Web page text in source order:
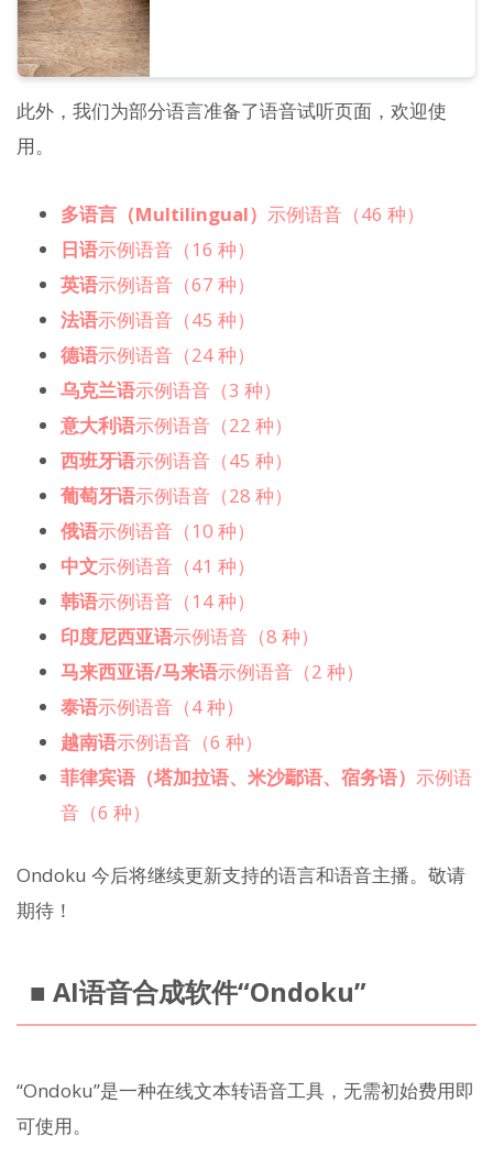
此外，我们为部分语言准备了语音试听页面，欢迎使
用。
多语言（Multilingual） 示例语音（46 种）
日语示例语音（16 种）
英语示例语音（67 种）
法语示例语音（45 种）
德语示例语音（24 种）
乌克兰语示例语音（3 种）
意大利语示例语音（22 种）
西班牙语示例语音（45 种）
葡萄牙语示例语音（28 种）
俄语示例语音（10 种）
中文示例语音（41 种）
韩语示例语音（14 种）
印度尼西亚语示例语音（8 种）
马来西亚语/马来语示例语音（2 种）
泰语示例语音（4 种）
越南语示例语音（6 种）
菲律宾语（塔加拉语、米沙鄢语、宿务语） 示例语
音（6 种）
Ondoku 今后将继续更新支持的语言和语音主播。敬请
期待！
■ AI语音合成软件“Ondoku”
“Ondoku”是一种在线文本转语音工具，无需初始费用即
可使用。